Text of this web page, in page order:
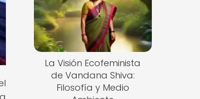
La Visión Ecofeminista
de Vandana Shiva:
Filosofía y Medio